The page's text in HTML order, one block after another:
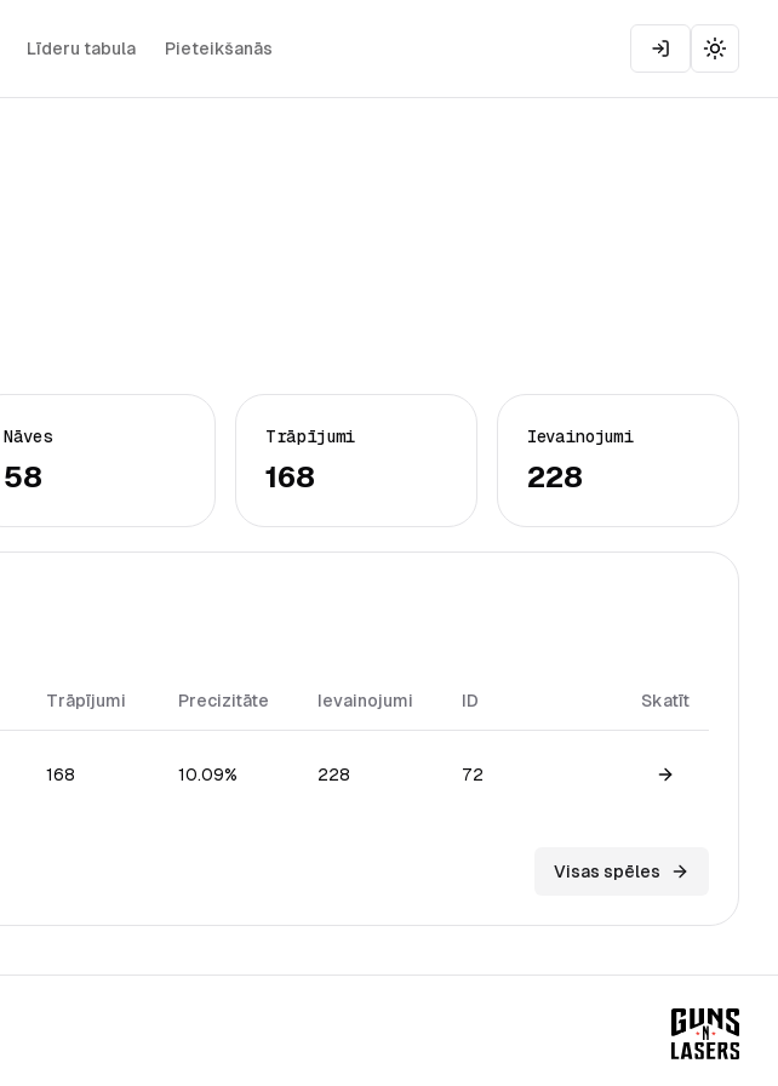
Līderu tabula Pieteikšanās
Toggle
Nāves
58
Trāpījumi
168
Ievainojumi
228
Trāpījumi Precizitāte Ievainojumi ID Skatīt
168 10.09% 228 72
View game
Visas spēles